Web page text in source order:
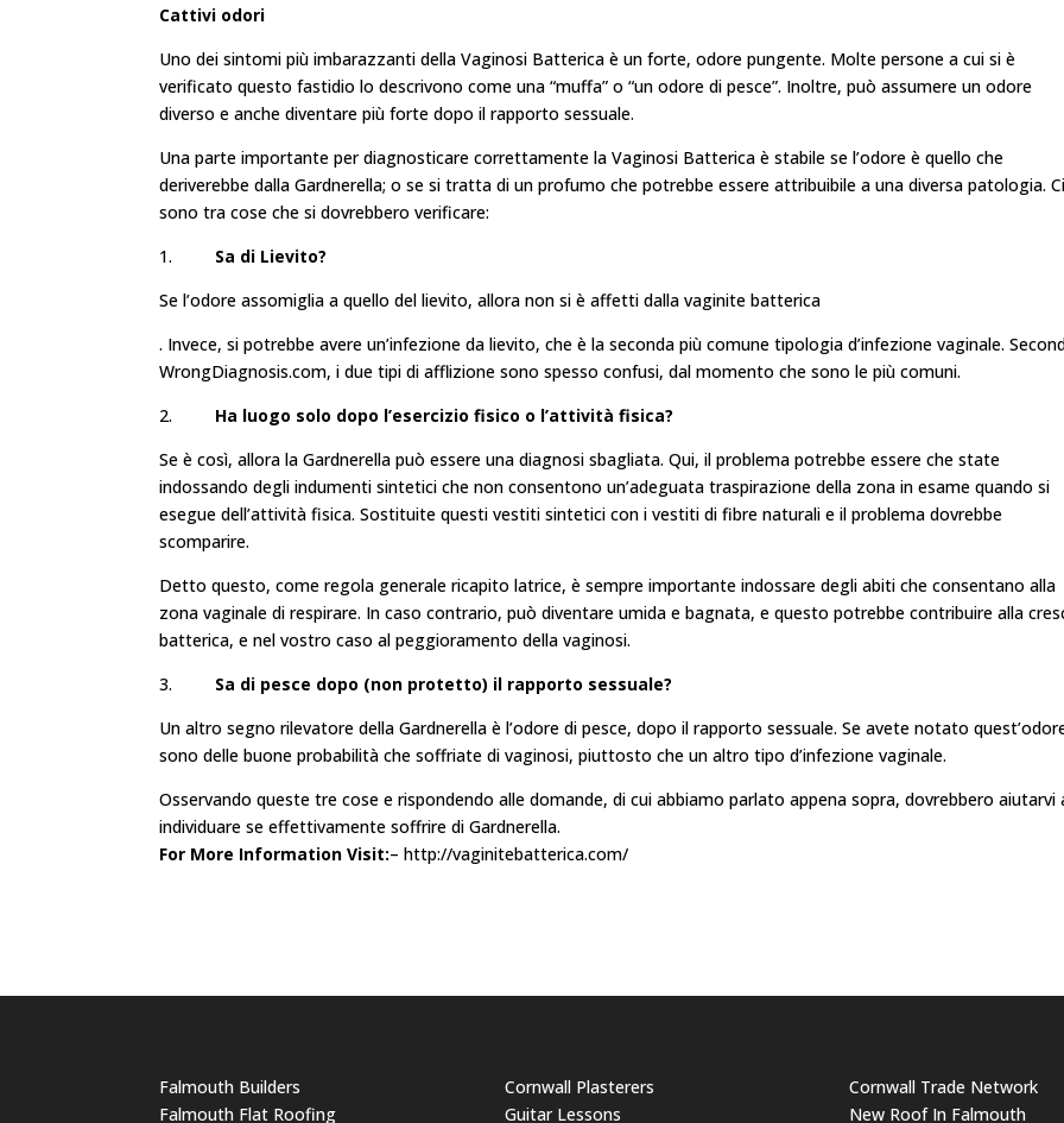
Cattivi odori
Uno dei sintomi più imbarazzanti della Vaginosi Batterica è un forte, odore pungente. Molte persone a cui si è
verificato questo fastidio lo descrivono come una “muffa” o “un odore di pesce”. Inoltre, può assumere un odore
diverso e anche diventare più forte dopo il rapporto sessuale.
Una parte importante per diagnosticare correttamente la Vaginosi Batterica è stabile se l’odore è quello che
deriverebbe dalla Gardnerella; o se si tratta di un profumo che potrebbe essere attribuibile a una diversa patologia.
sono tra cose che si dovrebbero verificare:
1. Sa di Lievito?
Se l’odore assomiglia a quello del lievito, allora non si è affetti dalla vaginite batterica
. Invece, si potrebbe avere un’infezione da lievito, che è la seconda più comune tipologia d’infezione vaginale.
WrongDiagnosis.com, i due tipi di afflizione sono spesso confusi, dal momento che sono le più comuni.
2.
Ha luogo solo dopo l’esercizio fisico o l’attività fisica?
Se è così, allora la Gardnerella può essere una diagnosi sbagliata. Qui, il problema potrebbe essere che state
indossando degli indumenti sintetici che non consentono un’adeguata traspirazione della zona in esame quando si
esegue dell’attività fisica. Sostituite questi vestiti sintetici con i vestiti di fibre naturali e il problema dovrebbe
scomparire.
Detto questo, come regola generale ricapito latrice, è sempre importante indossare degli abiti che consentano alla
zona vaginale di respirare. In caso contrario, può diventare umida e bagnata, e questo potrebbe contribuire alla
batterica, e nel vostro caso al peggioramento della vaginosi.
3. Sa di pesce dopo (non protetto) il rapporto sessuale?
Un altro segno rilevatore della Gardnerella è l’odore di pesce, dopo il rapporto sessuale. Se avete notato
sono delle buone probabilità che soffriate di vaginosi, piuttosto che un altro tipo d’infezione vaginale.
Osservando queste tre cose e rispondendo alle domande, di cui abbiamo parlato appena sopra, dovrebbero aiutarvi
individuare se effettivamente soffrire di Gardnerella.
For More Information Visit:– http://vaginitebatterica.com/
Falmouth Builders
Falmouth Flat Roofing
Cornwall Plasterers
Guitar Lessons
Cornwall Trade Network
New Roof In Falmouth